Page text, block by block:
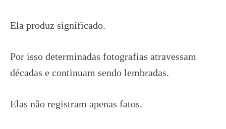
Ela produz significado.
Por isso determinadas fotografias atravessam
décadas e continuam sendo lembradas.
Elas não registram apenas fatos.